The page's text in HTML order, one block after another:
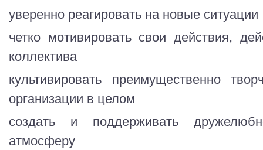
уверенно реагировать на новые ситуации
четко мотивировать свои действия,
коллектива
культивировать преимущественно
организации в целом
создать и поддерживать
атмосферу